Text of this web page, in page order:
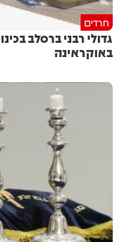
חרדים
גדולי רבני ברסלב
באוקראינה